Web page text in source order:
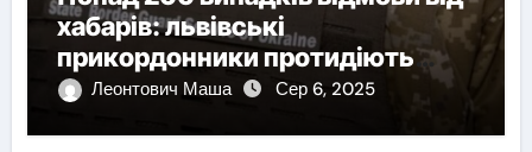
хабарів: львівські
прикордонники протидіють
корупції на суму близько
Леонтович Маша Сер 6, 2025